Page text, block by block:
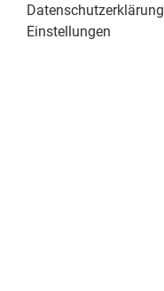
Datenschutzerklärung
Einstellungen